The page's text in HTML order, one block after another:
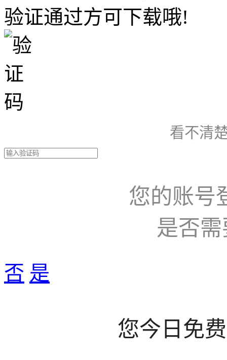
验证通过方可下载哦!
看不清
您的账号
是否
否 是
您今日免